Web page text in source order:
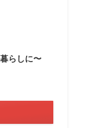
らしに〜